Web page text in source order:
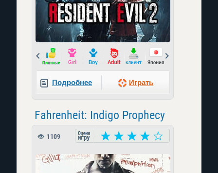
Prev
Подробнее Играть
Fahrenheit: Indigo Prophecy
1109